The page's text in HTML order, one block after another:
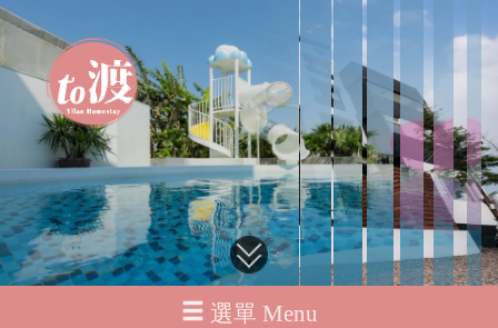
選單 Menu